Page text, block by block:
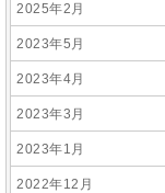
2025年2月
2023年5月
2023年4月
2023年3月
2023年1月
2022年12月